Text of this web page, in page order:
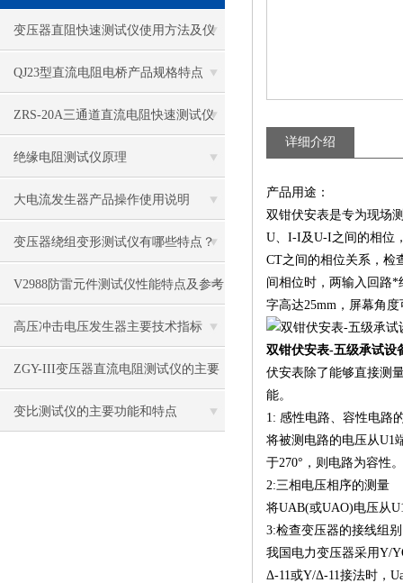
变压器直阻快速测试仪使用方法及仪
器校准的注意事项
​QJ23型直流电阻电桥产品规格特点
ZRS-20A三通道直流电阻快速测试仪
技术参数
绝缘电阻测试仪原理
大电流发生器产品操作使用说明
变压器绕组变形测试仪有哪些特点？
V2988防雷元件测试仪性能特点及参考
指标
高压冲击电压发生器主要技术指标
ZGY-III变压器直流电阻测试仪的主要
技术指标
变比测试仪的主要功能和特点
详细介绍
产品用途：
双钳伏安表是专为现场
U、I-I及U-I之间的相位
CT之间的相位关系，检
间相位时，两输入回路
字高达25mm，屏幕角
双钳伏安表-五级承试设
伏安表除了能够直接测
能。
1: 感性电路、容性电路
将被测电路的电压从U1
于270°，则电路为容性。
2:三相电压相序的测量
将UAB(或UAO)电压从
3:检查变压器的接线组别
我国电力变压器采用Y/
Δ-11或Y/Δ-11接法时，